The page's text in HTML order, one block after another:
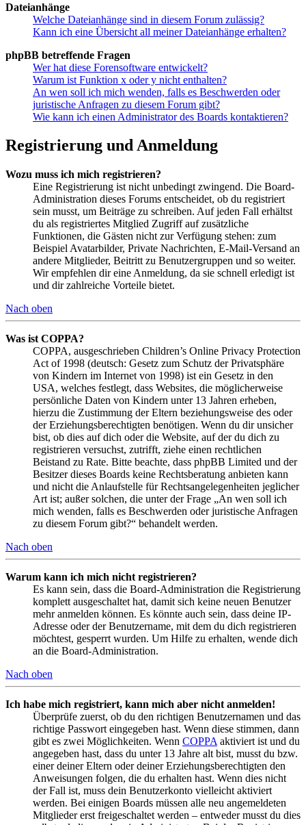
Dateianhänge
Welche Dateianhänge sind in diesem Forum zulässig?
Kann ich eine Übersicht all meiner Dateianhänge erhalten?
phpBB betreffende Fragen
Wer hat diese Forensoftware entwickelt?
Warum ist Funktion x oder y nicht enthalten?
An wen soll ich mich wenden, falls es Beschwerden oder
juristische Anfragen zu diesem Forum gibt?
Wie kann ich einen Administrator des Boards kontaktieren?
Registrierung und Anmeldung
Wozu muss ich mich registrieren?
Eine Registrierung ist nicht unbedingt zwingend. Die Board-
Administration dieses Forums entscheidet, ob du registriert
sein musst, um Beiträge zu schreiben. Auf jeden Fall erhältst
du als registriertes Mitglied Zugriff auf zusätzliche
Funktionen, die Gästen nicht zur Verfügung stehen: zum
Beispiel Avatarbilder, Private Nachrichten, E-Mail-Versand an
andere Mitglieder, Beitritt zu Benutzergruppen und so weiter.
Wir empfehlen dir eine Anmeldung, da sie schnell erledigt ist
und dir zahlreiche Vorteile bietet.
Nach oben
Was ist COPPA?
COPPA, ausgeschrieben Children’s Online Privacy Protection
Act of 1998 (deutsch: Gesetz zum Schutz der Privatsphäre
von Kindern im Internet von 1998) ist ein Gesetz in den
USA, welches festlegt, dass Websites, die möglicherweise
persönliche Daten von Kindern unter 13 Jahren erheben,
hierzu die Zustimmung der Eltern beziehungsweise des oder
der Erziehungsberechtigten benötigen. Wenn du dir unsicher
bist, ob dies auf dich oder die Website, auf der du dich zu
registrieren versuchst, zutrifft, ziehe einen rechtlichen
Beistand zu Rate. Bitte beachte, dass phpBB Limited und der
Besitzer dieses Boards keine Rechtsberatung anbieten kann
und nicht die Anlaufstelle für Rechtsangelegenheiten jeglicher
Art ist; außer solchen, die unter der Frage „An wen soll ich
mich wenden, falls es Beschwerden oder juristische Anfragen
zu diesem Forum gibt?“ behandelt werden.
Nach oben
Warum kann ich mich nicht registrieren?
Es kann sein, dass die Board-Administration die Registrierung
komplett ausgeschaltet hat, damit sich keine neuen Benutzer
mehr anmelden können. Es könnte auch sein, dass deine IP-
Adresse oder der Benutzername, mit dem du dich registrieren
möchtest, gesperrt wurden. Um Hilfe zu erhalten, wende dich
an die Board-Administration.
Nach oben
Ich habe mich registriert, kann mich aber nicht anmelden!
Überprüfe zuerst, ob du den richtigen Benutzernamen und das
richtige Passwort eingegeben hast. Wenn diese stimmen, dann
gibt es zwei Möglichkeiten. Wenn COPPA aktiviert ist und du
angegeben hast, dass du unter 13 Jahre alt bist, musst du bzw.
einer deiner Eltern oder deiner Erziehungsberechtigten den
Anweisungen folgen, die du erhalten hast. Wenn dies nicht
der Fall ist, muss dein Benutzerkonto vielleicht aktiviert
werden. Bei einigen Boards müssen alle neu angemeldeten
Mitglieder erst freigeschaltet werden – entweder musst du dies